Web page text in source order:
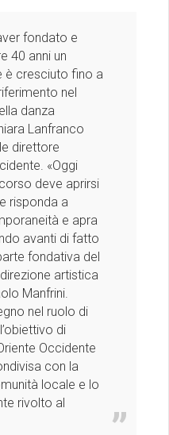
fondato e
40 anni un
è cresciuto fino a
nel
danza
Lanfranco
direttore
«Oggi
deve aprirsi
risponda a
e apra
avanti di fatto
fondativa del
artistica
Manfrini.
nel ruolo di
di
Occidente
con la
locale e lo
rivolto al